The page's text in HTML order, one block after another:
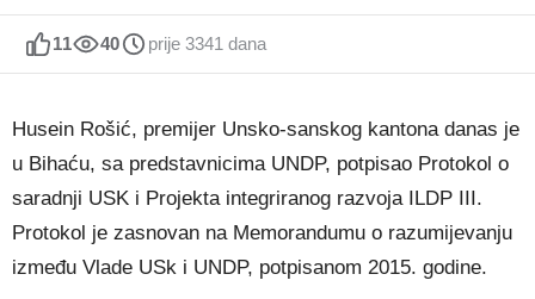
11 40 prije 3341 dana
Husein Rošić, premijer Unsko-sanskog kantona danas je
u Bihaću, sa predstavnicima UNDP, potpisao Protokol o
saradnji USK i Projekta integriranog razvoja ILDP III.
Protokol je zasnovan na Memorandumu o razumijevanju
između Vlade USk i UNDP, potpisanom 2015. godine.